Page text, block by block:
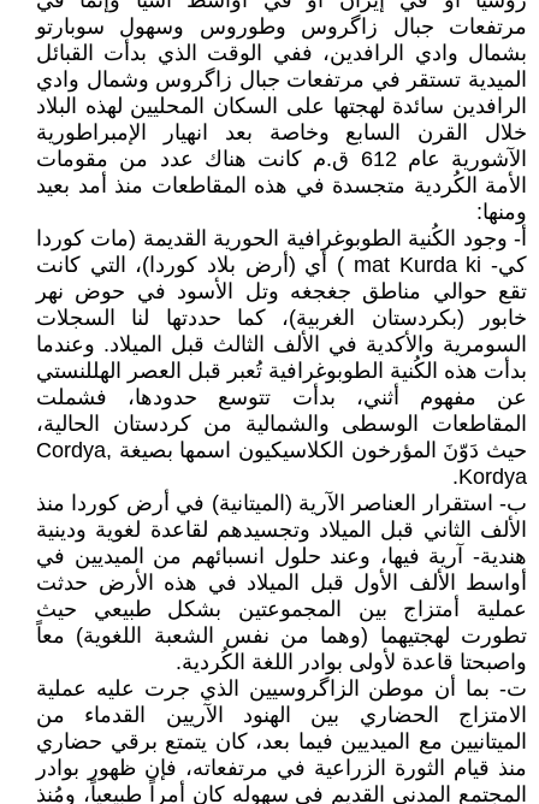
مرتفعات جبال زاگروس وطوروس وسهول سوبارتو
بشمال وادي الرافدين، ففي الوقت الذي بدأت القبائل
الميدية تستقر في مرتفعات جبال زاگروس وشمال وادي
الرافدين سائدة لهجتها على السكان المحليين لهذه البلاد
خلال القرن السابع وخاصة بعد انهيار الإمبراطورية
الآشورية عام 612 ق.م كانت هناك عدد من مقومات
الأمة الكُردية متجسدة في هذه المقاطعات منذ أمد بعيد
ومنها:
أ‌- وجود الكُنية الطوبوغرافية الحورية القديمة (مات كوردا
كي- mat Kurda ki ) أي (أرض بلاد كوردا)، التي كانت
تقع حوالي مناطق جغجغه وتل الأسود في حوض نهر
خابور (بكردستان الغربية)، كما حددتها لنا السجلات
السومرية والأكدية في الألف الثالث قبل الميلاد. وعندما
بدأت هذه الكُنية الطوبوغرافية تُعبر قبل العصر الهللنستي
عن مفهوم أثني، بدأت تتوسع حدودها، فشملت
المقاطعات الوسطى والشمالية من كردستان الحالية،
حيث دَوّنَ المؤرخون الكلاسيكيون اسمها بصيغة Cordya,
Kordya.
ب‌- استقرار العناصر الآرية (الميتانية) في أرض كوردا منذ
الألف الثاني قبل الميلاد وتجسيدهم لقاعدة لغوية ودينية
هندية- آرية فيها، وعند حلول انسبائهم من الميديين في
أواسط الألف الأول قبل الميلاد في هذه الأرض حدثت
عملية أمتزاج بين المجموعتين بشكل طبيعي حيث
تطورت لهجتيهما (وهما من نفس الشعبة اللغوية) معاً
واصبحتا قاعدة لأولى بوادر اللغة الكُردية.
ت‌- بما أن موطن الزاگروسيين الذي جرت عليه عملية
الامتزاج الحضاري بين الهنود الآريين القدماء من
الميتانيين مع الميديين فيما بعد، كان يتمتع برقي حضاري
منذ قيام الثورة الزراعية في مرتفعاته، فإن ظهور بوادر
المجتمع المدني القديم في سهوله كان أمراً طبيعياً، ومُنذ